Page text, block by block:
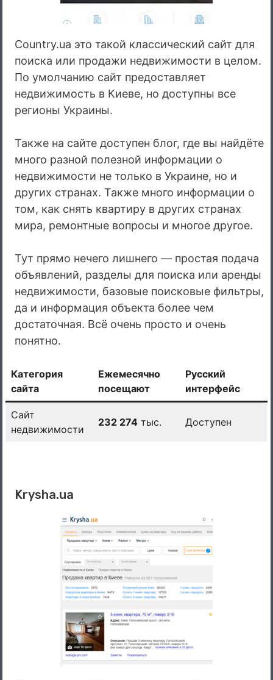
Country.ua это такой классический сайт для
поиска или продажи недвижимости в целом.
По умолчанию сайт предоставляет
недвижимость в Киеве, но доступны все
регионы Украины.
Также на сайте доступен блог, где вы найдёте
много разной полезной информации о
недвижимости не только в Украине, но и
других странах. Также много информации о
том, как снять квартиру в других странах
мира, ремонтные вопросы и многое другое.
Тут прямо нечего лишнего — простая подача
объявлений, разделы для поиска или аренды
недвижимости, базовые поисковые фильтры,
да и информация объекта более чем
достаточная. Всё очень просто и очень
понятно.
Категория
сайта
Ежемесячно
посещают
Русский
интерфейс
Сайт
недвижимости
232 274 тыс. Доступен
Krysha.ua